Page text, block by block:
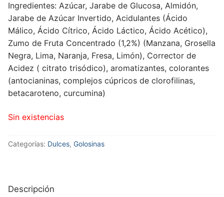
Ingredientes: Azúcar, Jarabe de Glucosa, Almidón,
Jarabe de Azúcar Invertido, Acidulantes (Ácido
Málico, Ácido Cítrico, Ácido Láctico, Ácido Acético),
Zumo de Fruta Concentrado (1,2%) (Manzana, Grosella
Negra, Lima, Naranja, Fresa, Limón), Corrector de
Acidez ( citrato trisódico), aromatizantes, colorantes
(antocianinas, complejos cúpricos de clorofilinas,
betacaroteno, curcumina)
Sin existencias
Categorías: Dulces, Golosinas
Descripción